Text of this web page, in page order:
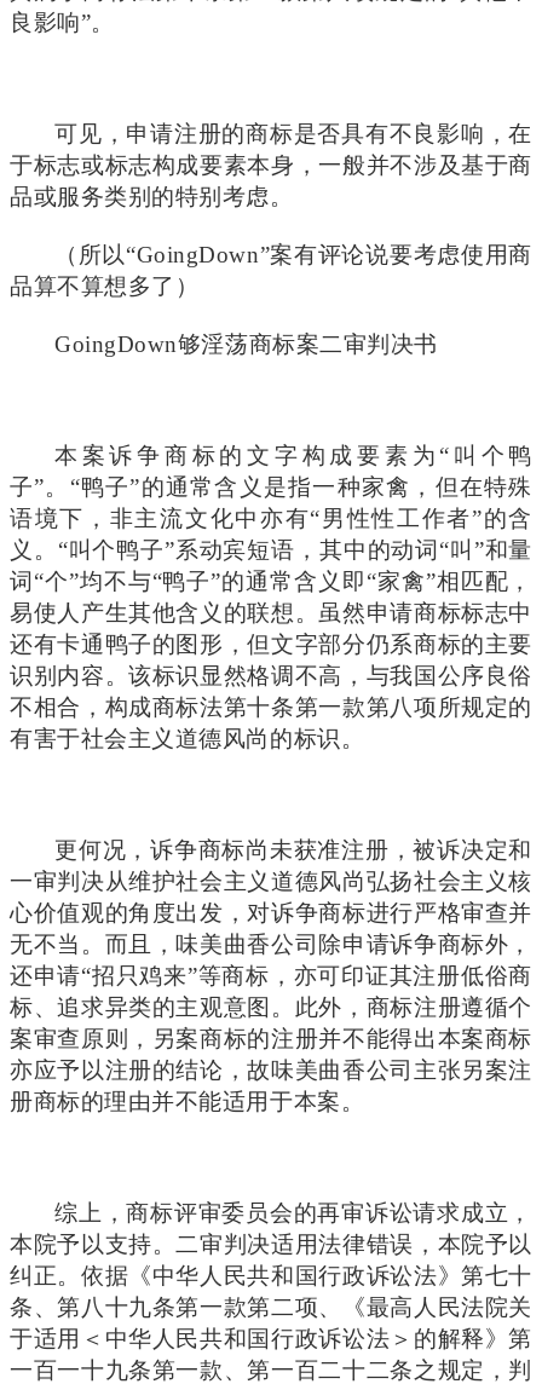
良影响”。
可见，申请注册的商标是否具有不良影响，在
于标志或标志构成要素本身，一般并不涉及基于商
品或服务类别的特别考虑。
（所以“GoingDown”案有评论说要考虑使用商
品算不算想多了）
GoingDown够淫荡商标案二审判决书
本案诉争商标的文字构成要素为“叫个鸭
子”。“鸭子”的通常含义是指一种家禽，但在特殊
语境下，非主流文化中亦有“男性性工作者”的含
义。“叫个鸭子”系动宾短语，其中的动词“叫”和量
词“个”均不与“鸭子”的通常含义即“家禽”相匹配，
易使人产生其他含义的联想。虽然申请商标标志中
还有卡通鸭子的图形，但文字部分仍系商标的主要
识别内容。该标识显然格调不高，与我国公序良俗
不相合，构成商标法第十条第一款第八项所规定的
有害于社会主义道德风尚的标识。
更何况，诉争商标尚未获准注册，被诉决定和
一审判决从维护社会主义道德风尚弘扬社会主义核
心价值观的角度出发，对诉争商标进行严格审查并
无不当。而且，味美曲香公司除申请诉争商标外，
还申请“招只鸡来”等商标，亦可印证其注册低俗商
标、追求异类的主观意图。此外，商标注册遵循个
案审查原则，另案商标的注册并不能得出本案商标
亦应予以注册的结论，故味美曲香公司主张另案注
册商标的理由并不能适用于本案。
综上，商标评审委员会的再审诉讼请求成立，
本院予以支持。二审判决适用法律错误，本院予以
纠正。依据《中华人民共和国行政诉讼法》第七十
条、第八十九条第一款第二项、《最高人民法院关
于适用＜中华人民共和国行政诉讼法＞的解释》第
一百一十九条第一款、第一百二十二条之规定，判